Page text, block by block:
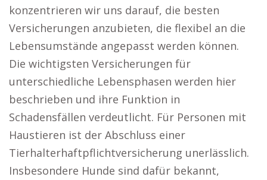
konzentrieren wir uns darauf, die besten
Versicherungen anzubieten, die flexibel an die
Lebensumstände angepasst werden können.
Die wichtigsten Versicherungen für
unterschiedliche Lebensphasen werden hier
beschrieben und ihre Funktion in
Schadensfällen verdeutlicht. Für Personen mit
Haustieren ist der Abschluss einer
Tierhalterhaftpflichtversicherung unerlässlich.
Insbesondere Hunde sind dafür bekannt,